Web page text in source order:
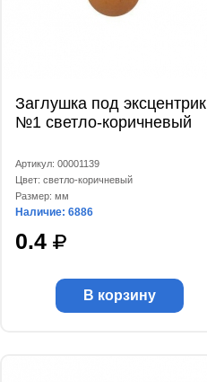
Заглушка под эксцентрик
№1 светло-коричневый
Артикул: 00001139
Цвет: светло-коричневый
Размер: мм
Наличие: 6886
0.4
В корзину